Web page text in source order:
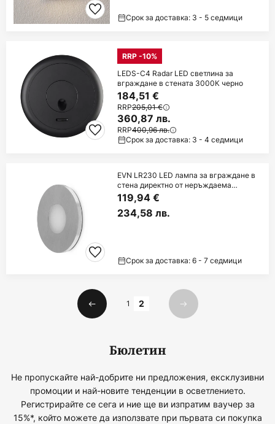
Срок за доставка: 3 - 5 седмици
RRP -10%
LEDS-C4 Radar LED светлина за
вграждане в стената 3000К черно
184,51 €
RRP205,01 €
360,87 лв.
RRP400,96 лв.
Срок за доставка: 3 - 4 седмици
EVN LR230 LED лампа за вграждане в
стена директно от неръждаема
стомана
119,94 €
234,58 лв.
Срок за доставка: 6 - 7 седмици
Предишна
1 2
Следваща
Бюлетин
Не пропускайте най-добрите ни предложения, ексклузивни
промоции и най-новите тенденции в осветлението.
Регистрирайте се сега и ние ще ви изпратим ваучер за
15%*, който можете да използвате при първата си покупка